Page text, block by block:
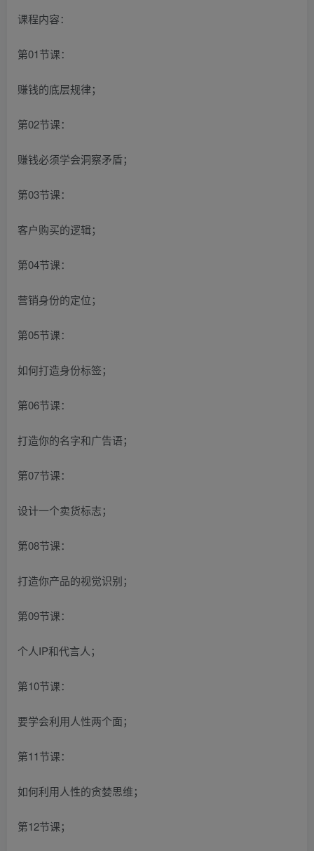
课程内容：
第01节课：
赚钱的底层规律；
第02节课：
赚钱必须学会洞察矛盾；
第03节课：
客户购买的逻辑；
第04节课：
营销身份的定位；
第05节课：
如何打造身份标签；
第06节课：
打造你的名字和广告语；
第07节课：
设计一个卖货标志；
第08节课：
打造你产品的视觉识别；
第09节课：
个人IP和代言人；
第10节课：
要学会利用人性两个面；
第11节课：
如何利用人性的贪婪思维；
第12节课；